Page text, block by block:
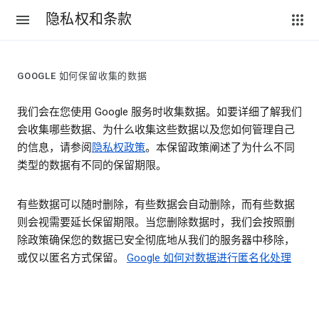
隐私权和条款
GOOGLE 如何保留收集的数据
我们会在您使用 Google 服务时收集数据。如要详细了解我们
会收集哪些数据、为什么收集这些数据以及您如何管理自己
的信息，请参阅 隐私权政策。本保留政策阐述了为什么不同
类型的数据有不同的保留期限。
有些数据可以随时删除，有些数据会自动删除，而有些数据
则会视需要延长保留期限。当您删除数据时，我们会按照删
除政策确保您的数据已安全彻底地从我们的服务器中移除，
或仅以匿名方式保留。 Google 如何对数据进行匿名化处理